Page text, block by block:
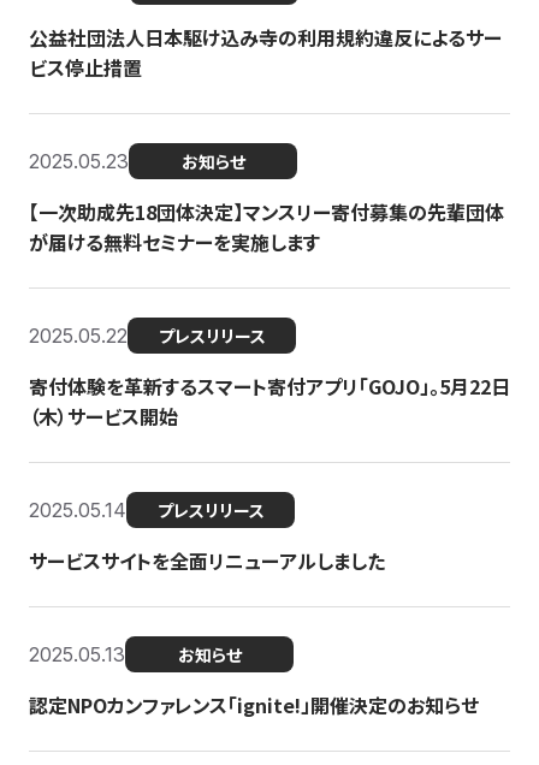
公益社団法人日本駆け込み寺の利用規約違反によるサー
ビス停止措置
2025.05.23 お知らせ
【一次助成先18団体決定】マンスリー寄付募集の先輩団体
が届ける無料セミナーを実施します
2025.05.22 プレスリリース
寄付体験を革新するスマート寄付アプリ「GOJO」。5月22日
（木）サービス開始
2025.05.14 プレスリリース
サービスサイトを全面リニューアルしました
2025.05.13 お知らせ
認定NPOカンファレンス「ignite!」開催決定のお知らせ